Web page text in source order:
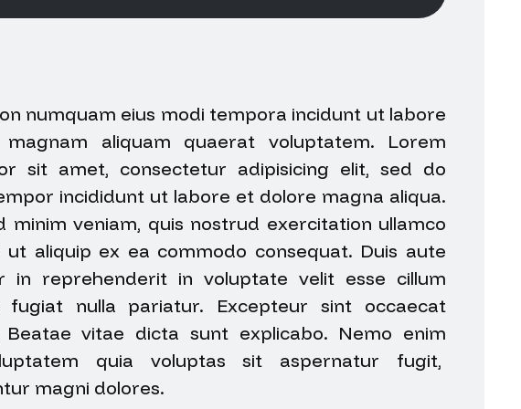
numquam eius modi tempora incidunt ut labore
aliquam quaerat voluptatem. Lorem
sit amet, consectetur adipisicing elit, sed do
incididunt ut labore et dolore magna aliqua.
minim veniam, quis nostrud exercitation ullamco
ut aliquip ex ea commodo consequat. Duis aute
in reprehenderit in voluptate velit esse cillum
fugiat nulla pariatur. Excepteur sint occaecat
Beatae vitae dicta sunt explicabo. Nemo enim
quia voluptas sit aspernatur fugit,
magni dolores.